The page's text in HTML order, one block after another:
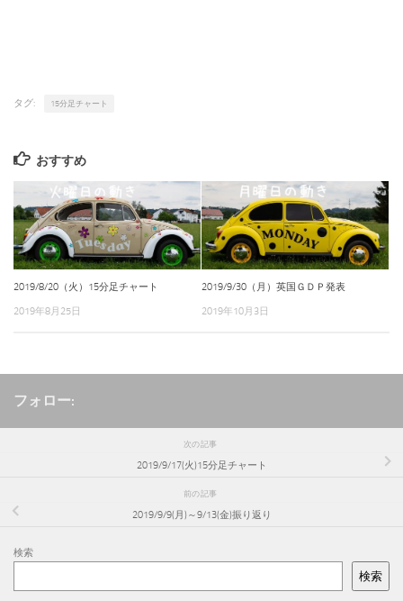
タグ: 15分足チャート
おすすめ
2019/8/20（火）15分足チャート
2019年8月25日
2019/9/30（月）英国ＧＤＰ発表
2019年10月3日
フォロー:
次の記事
2019/9/17(火)15分足チャート
前の記事
2019/9/9(月)～9/13(金)振り返り
検索
検索